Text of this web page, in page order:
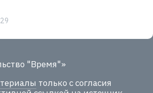
"Время"»
только с согласия